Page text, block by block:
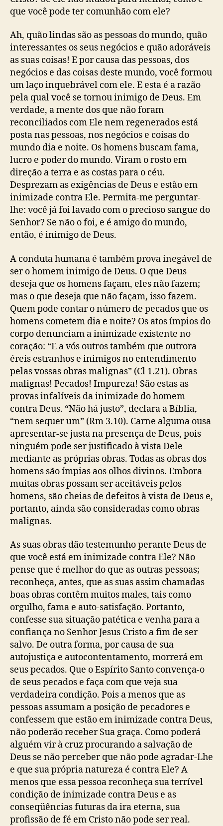
que você pode ter comunhão com ele?
Ah, quão lindas são as pessoas do mundo, quão
interessantes os seus negócios e quão adoráveis
as suas coisas! E por causa das pessoas, dos
negócios e das coisas deste mundo, você formou
um laço inquebrável com ele. E esta é a razão
pela qual você se tornou inimigo de Deus. Em
verdade, a mente dos que não foram
reconciliados com Ele nem regenerados está
posta nas pessoas, nos negócios e coisas do
mundo dia e noite. Os homens buscam fama,
lucro e poder do mundo. Viram o rosto em
direção a terra e as costas para o céu.
Desprezam as exigências de Deus e estão em
inimizade contra Ele. Permita-me perguntar-
lhe: você já foi lavado com o precioso sangue do
Senhor? Se não o foi, e é amigo do mundo,
então, é inimigo de Deus.
A conduta humana é também prova inegável de
ser o homem inimigo de Deus. O que Deus
deseja que os homens façam, eles não fazem;
mas o que deseja que não façam, isso fazem.
Quem pode contar o número de pecados que os
homens cometem dia e noite? Os atos ímpios do
corpo denunciam a inimizade existente no
coração: “E a vós outros também que outrora
éreis estranhos e inimigos no entendimento
pelas vossas obras malignas” (Cl 1.21). Obras
malignas! Pecados! Impureza! São estas as
provas infalíveis da inimizade do homem
contra Deus. “Não há justo”, declara a Bíblia,
“nem sequer um” (Rm 3.10). Carne alguma ousa
apresentar-se justa na presença de Deus, pois
ninguém pode ser justificado à vista Dele
mediante as próprias obras. Todas as obras dos
homens são ímpias aos olhos divinos. Embora
muitas obras possam ser aceitáveis pelos
homens, são cheias de defeitos à vista de Deus e,
portanto, ainda são consideradas como obras
malignas.
As suas obras dão testemunho perante Deus de
que você está em inimizade contra Ele? Não
pense que é melhor do que as outras pessoas;
reconheça, antes, que as suas assim chamadas
boas obras contêm muitos males, tais como
orgulho, fama e auto-satisfação. Portanto,
confesse sua situação patética e venha para a
confiança no Senhor Jesus Cristo a fim de ser
salvo. De outra forma, por causa de sua
autojustiça e autocontentamento, morrerá em
seus pecados. Que o Espírito Santo convença-o
de seus pecados e faça com que veja sua
verdadeira condição. Pois a menos que as
pessoas assumam a posição de pecadores e
confessem que estão em inimizade contra Deus,
não poderão receber Sua graça. Como poderá
alguém vir à cruz procurando a salvação de
Deus se não perceber que não pode agradar-Lhe
e que sua própria natureza é contra Ele? A
menos que essa pessoa reconheça sua terrível
condição de inimizade contra Deus e as
conseqüências futuras da ira eterna, sua
profissão de fé em Cristo não pode ser real.